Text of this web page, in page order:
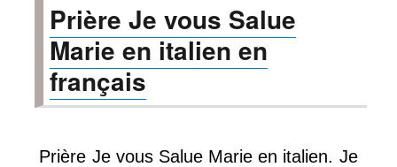
Prière Je vous Salue
Marie en italien en
français
Prière Je vous Salue Marie en italien. Je